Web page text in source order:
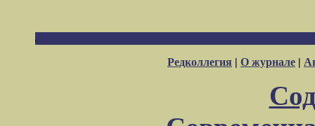
Редколлегия | О журнале |